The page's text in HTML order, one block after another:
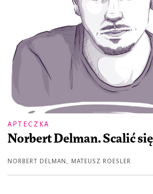
APTECZKA
Norbert Delman. Scalić
NORBERT DELMAN, MATEUSZ ROESLER